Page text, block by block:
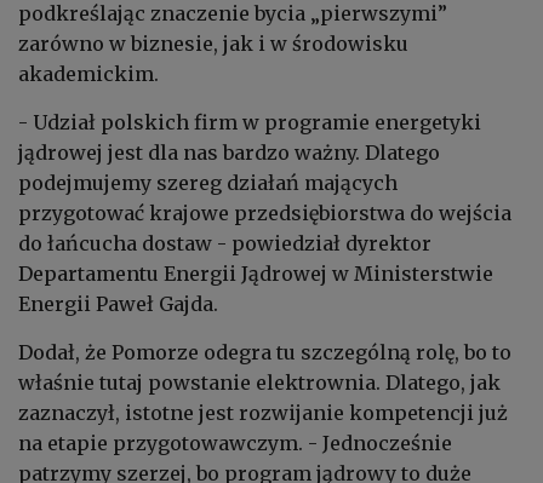
podkreślając znaczenie bycia „pierwszymi”
zarówno w biznesie, jak i w środowisku
akademickim.
- Udział polskich firm w programie energetyki
jądrowej jest dla nas bardzo ważny. Dlatego
podejmujemy szereg działań mających
przygotować krajowe przedsiębiorstwa do wejścia
do łańcucha dostaw - powiedział dyrektor
Departamentu Energii Jądrowej w Ministerstwie
Energii Paweł Gajda.
Dodał, że Pomorze odegra tu szczególną rolę, bo to
właśnie tutaj powstanie elektrownia. Dlatego, jak
zaznaczył, istotne jest rozwijanie kompetencji już
na etapie przygotowawczym. - Jednocześnie
patrzymy szerzej, bo program jądrowy to duże